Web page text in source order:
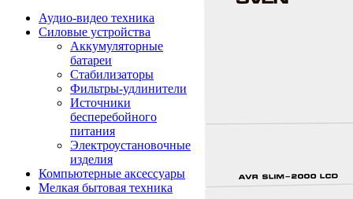
Аудио-видео техника
Силовые устройства
Аккумуляторные
батареи
Стабилизаторы
Фильтры-удлинители
Источники
бесперебойного
питания
Электроустановочные
изделия
Компьютерные аксессуары
Мелкая бытовая техника